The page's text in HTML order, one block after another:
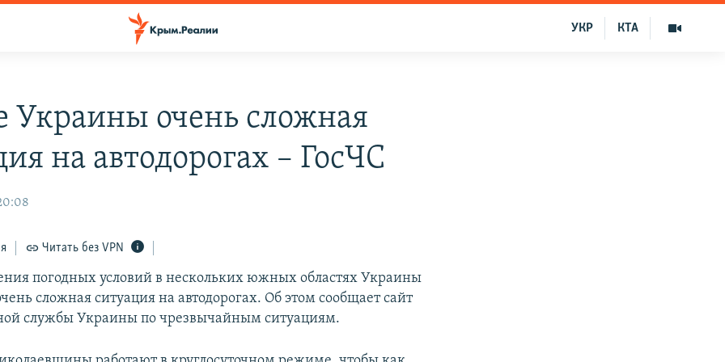
КТА
УКР
Украины очень сложная
на автодорогах – ГосЧС
Читать без VPN
погодных условий в нескольких южных областях Украины
сложная ситуация на автодорогах. Об этом сообщает сайт
службы Украины по чрезвычайным ситуациям.